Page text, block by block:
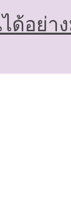
ด้อย่า